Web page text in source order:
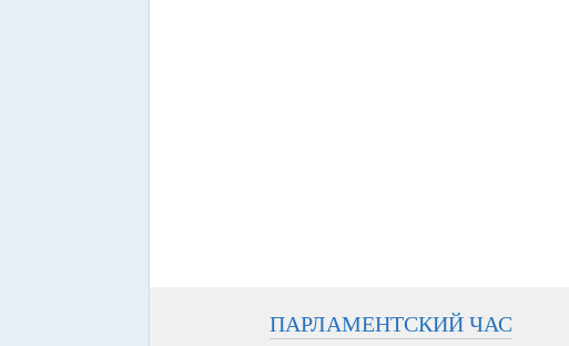
ПАРЛАМЕНТСКИЙ ЧАС